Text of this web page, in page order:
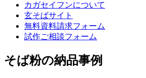
カガセイフンについて
玄そばサイト
無料資料請求フォーム
試作ご相談フォーム
そば粉の納品事例